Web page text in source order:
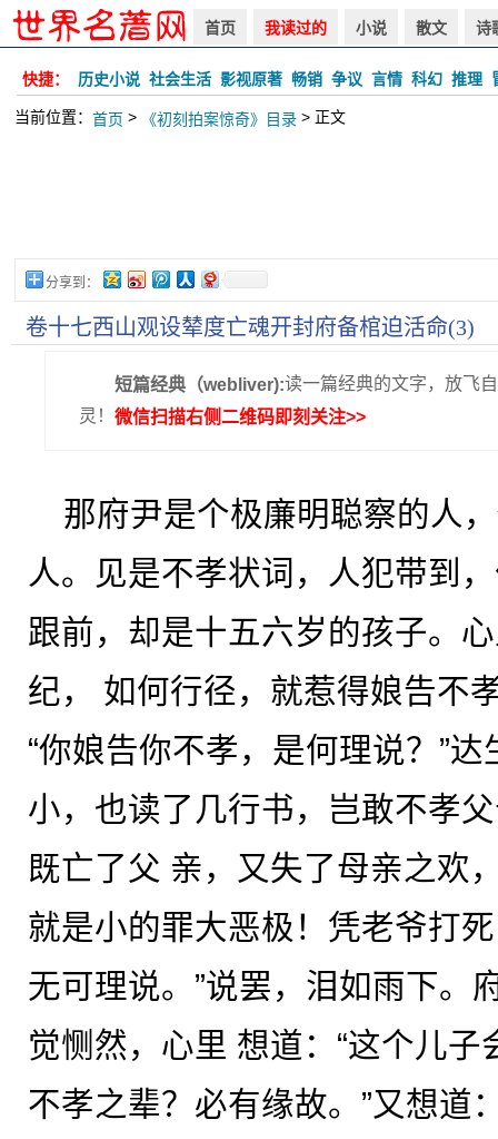
首页 我读过的 小说 散文 诗
快捷： 历史小说 社会生活 影视原著 畅销 争议 言情 科幻 推理
当前位置： 首页 > 《初刻拍案惊奇》目录 > 正文
分享到：
卷十七西山观设辇度亡魂开封府备棺迫活命(3)
短篇经典（webliver):读一篇经典的文字，放飞
灵！ 微信扫描右侧二维码即刻关注>>
那府尹是个极廉明聪察的人
人。见是不孝状词，人犯带到
跟前，却是十五六岁的孩子。
纪， 如何行径，就惹得娘告不
“你娘告你不孝，是何理说？”
小，也读了几行书，岂敢不孝
既亡了父 亲，又失了母亲之欢
就是小的罪大恶极！凭老爷打
无可理说。”说罢，泪如雨下。
觉恻然，心里 想道：“这个儿
不孝之辈？必有缘故。”又想道